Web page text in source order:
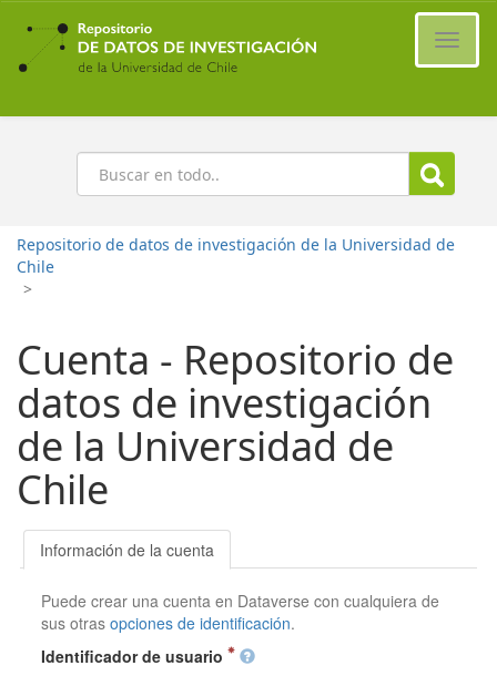
Ir
contenido
principal
Buscar
Repositorio de datos de investigación de la Universidad de
Chile
>
Cuenta - Repositorio de
datos de investigación
de la Universidad de
Chile
Información de la cuenta
Puede crear una cuenta en Dataverse con cualquiera de
sus otrasopciones de identificación.
Identificador de usuario